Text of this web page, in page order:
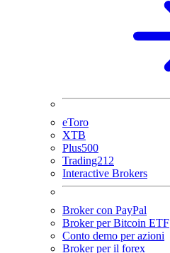
eToro
XTB
Plus500
Trading212
Interactive Brokers
Broker con PayPal
Broker per Bitcoin ETF
Conto demo per azioni
Broker per il forex